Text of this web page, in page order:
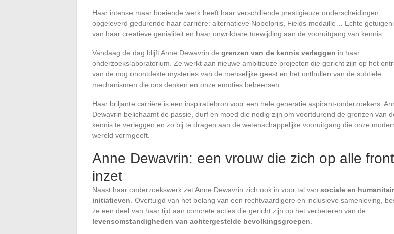
Haar intense maar boeiende werk heeft haar verschillende prestigieuze onderscheidingen
opgeleverd gedurende haar carrière: alternatieve Nobelprijs, Fields-medaille… Echte
van haar creatieve genialiteit en haar onwrikbare toewijding aan de vooruitgang van kennis.
Vandaag de dag blijft Anne Dewavrin de grenzen van de kennis verleggen in haar
onderzoekslaboratorium. Ze werkt aan nieuwe ambitieuze projecten die gericht zijn op het
van de nog onontdekte mysteries van de menselijke geest en het onthullen van de subtiele
mechanismen die ons denken en onze emoties beheersen.
Haar briljante carrière is een inspiratiebron voor een hele generatie aspirant-onderzoekers.
Dewavrin belichaamt de passie, durf en moed die nodig zijn om voortdurend de grenzen van
kennis te verleggen en zo bij te dragen aan de wetenschappelijke vooruitgang die onze
wereld vormgeeft.
Anne Dewavrin: een vrouw die zich op alle
inzet
Naast haar onderzoekswerk zet Anne Dewavrin zich ook in voor tal van sociale en
initiatieven . Overtuigd van het belang van een rechtvaardigere en inclusieve samenleving,
ze een deel van haar tijd aan concrete acties die gericht zijn op het verbeteren van de
levensomstandigheden van achtergestelde bevolkingsgroepen